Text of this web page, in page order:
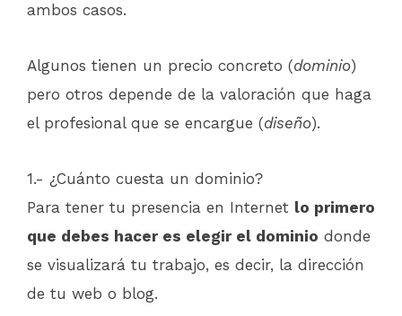
ambos casos.
Algunos tienen un precio concreto (dominio)
pero otros depende de la valoración que haga
el profesional que se encargue (diseño).
1.- ¿Cuánto cuesta un dominio?
Para tener tu presencia en Internet lo primero
que debes hacer es elegir el dominio donde
se visualizará tu trabajo, es decir, la dirección
de tu web o blog.